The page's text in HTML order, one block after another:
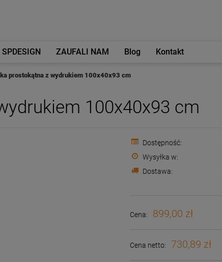
SPDESIGN ZAUFALI NAM Blog Kontakt
prostokątna z wydrukiem 100x40x93 cm
100x40x93 cm
Dostępność:
Wysyłka w:
Dostawa:
Cena: 899,00 zł
Cena netto: 730,89 zł